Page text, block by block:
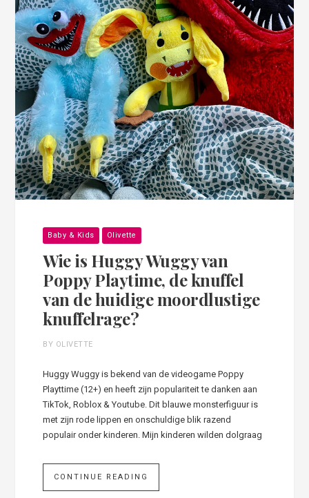
Baby & Kids Olivette
Wie is Huggy Wuggy van
Poppy Playtime, de knuffel
van de huidige moordlustige
knuffelrage?
BY OLIVETTE
Huggy Wuggy is bekend van de videogame Poppy
Playttime (12+) en heeft zijn populariteit te danken aan
TikTok, Roblox & Youtube. Dit blauwe monsterfiguur is
met zijn rode lippen en onschuldige blik razend
populair onder kinderen. Mijn kinderen wilden dolgraag
CONTINUE READING